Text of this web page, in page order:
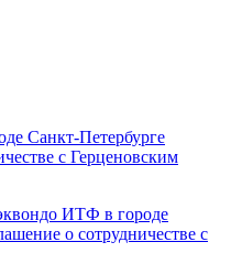
Санкт-Петербурге
с Герценовским
ИТФ в городе
о сотрудничестве с